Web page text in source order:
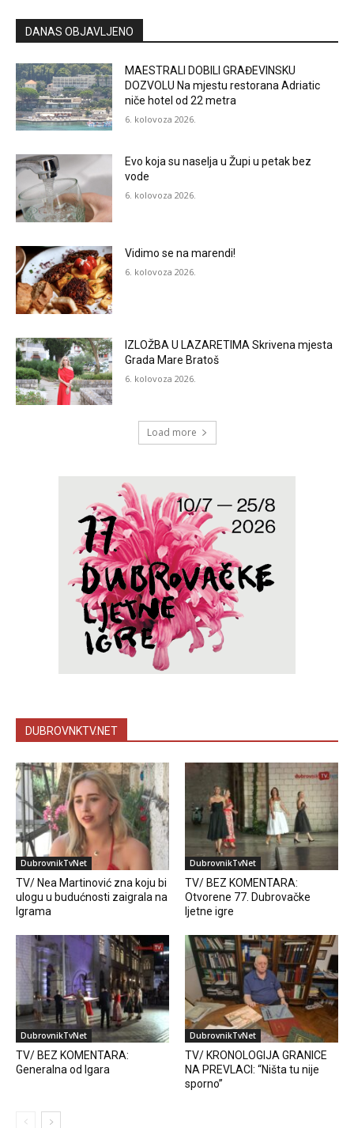
DANAS OBJAVLJENO
MAESTRALI DOBILI GRAĐEVINSKU
DOZVOLU Na mjestu restorana Adriatic
niče hotel od 22 metra
6. kolovoza 2026.
Evo koja su naselja u Župi u petak bez
vode
6. kolovoza 2026.
Vidimo se na marendi!
6. kolovoza 2026.
IZLOŽBA U LAZARETIMA Skrivena mjesta
Grada Mare Bratoš
6. kolovoza 2026.
Load more
DUBROVNKTV.NET
DubrovnikTvNet
TV/ Nea Martinović zna koju bi
ulogu u budućnosti zaigrala na
Igrama
DubrovnikTvNet
TV/ BEZ KOMENTARA:
Otvorene 77. Dubrovačke
ljetne igre
DubrovnikTvNet
TV/ BEZ KOMENTARA:
Generalna od Igara
DubrovnikTvNet
TV/ KRONOLOGIJA GRANICE
NA PREVLACI: “Ništa tu nije
sporno”